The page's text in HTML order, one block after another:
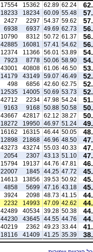
62.24
62.89
15362
17554
55.48
60.09
18234
18233
59.62
54.37
2297
2427
62.73
49.69
6937
6938
61.37
50.72
8312
10790
54.62
57.41
16081
42885
53.89
56.01
11366
12374
58.90
50.06
8778
7923
46.50
61.06
40808
43001
46.49
59.07
43149
14179
62.75
42.60
6856
498
53.73
50.69
14005
12535
54.24
47.98
2234
42712
50.58
50.88
9168
9163
38.27
62.12
42817
43667
51.24
46.97
19950
18272
50.05
46.44
16315
16162
48.50
46.96
21868
12898
40.33
55.03
43274
43273
51.10
43.13
2307
2054
47.81
44.76
19137
15794
47.72
44.25
1845
22007
50.92
39.53
13856
14613
43.18
47.16
5699
4858
41.15
48.73
2098
3924
42.62
47.09
14993
2232
50.38
39.28
40534
42489
44.76
44.55
43645
44230
33.44
49.23
2362
40219
35.39
41.25
41409
18116